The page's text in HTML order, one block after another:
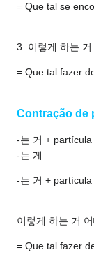
= Que tal se
3. 이렇게 하는
= Que tal fazer
Contração de
-는 거 +
-는 게
-는 거 +
이렇게 하는 거
= Que tal fazer